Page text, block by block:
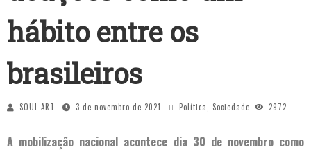
hábito entre os
brasileiros
SOUL ART 3 de novembro de 2021 Política Sociedade 2972
A mobilização nacional acontece dia 30 de novembro como